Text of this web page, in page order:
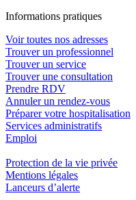
Informations pratiques
Voir toutes nos adresses
Trouver un professionnel
Trouver un service
Trouver une consultation
Prendre RDV
Annuler un rendez-vous
Préparer votre hospitalisation
Services administratifs
Emploi​
Protection de la vie privée
Mentions légales
Lanceurs d’alerte